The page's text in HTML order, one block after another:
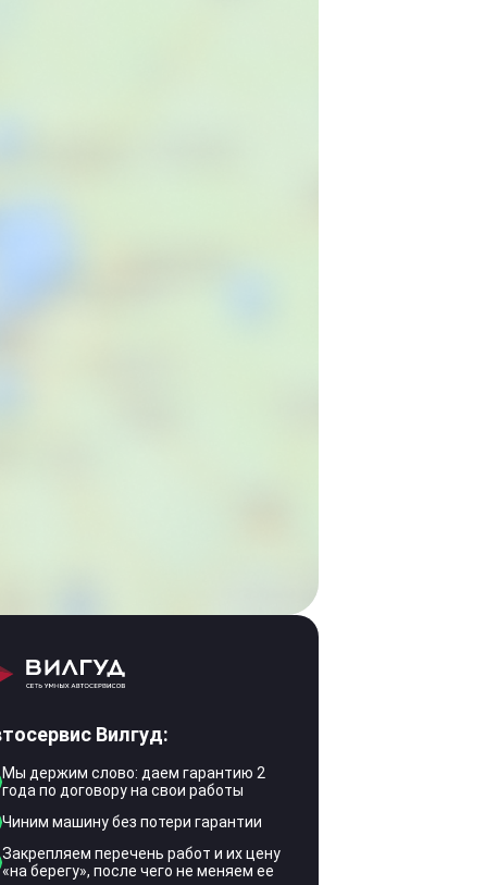
Вилгуд:
Мы держим слово: даем гарантию 2
года по договору на свои работы
Чиним машину без потери гарантии
Закрепляем перечень работ и их цену
«на берегу», после чего не меняем ее